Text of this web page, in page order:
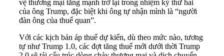
vệ thương mại tăng mạnh trở lại trong nhiệm kỳ thứ hai
của ông Trump, đặc biệt khi ông tự nhận mình là “người
đàn ông của thuế quan”.
Với các kịch bản áp thuế dự kiến, dù theo mức nào, tương
tự như Trump 1.0, các đợt tăng thuế mới dưới thời Trump